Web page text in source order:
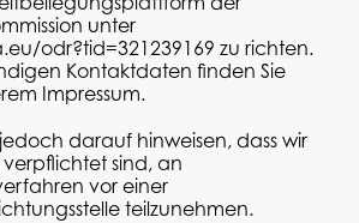
unter
odr?tid=321239169 zu richten.
Kontaktdaten finden Sie
Impressum.
darauf hinweisen, dass wir
sind, an
vor einer
teilzunehmen.